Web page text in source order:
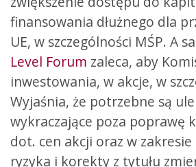
finansowania dłużnego dla
UE, w szczególności MŚP. A
Level Forum zaleca, aby
inwestowania, w akcje, w
Wyjaśnia, że potrzebne są
wykraczające poza poprawę
dot. cen akcji oraz w
ryzyka i korekty z tytułu